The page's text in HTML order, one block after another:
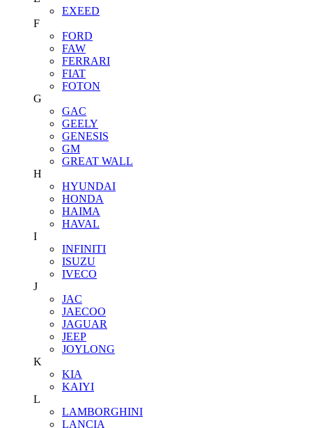
EXEED
F
FORD
FAW
FERRARI
FIAT
FOTON
G
GAC
GEELY
GENESIS
GM
GREAT WALL
H
HYUNDAI
HONDA
HAIMA
HAVAL
I
INFINITI
ISUZU
IVECO
J
JAC
JAECOO
JAGUAR
JEEP
JOYLONG
K
KIA
KAIYI
L
LAMBORGHINI
LANCIA